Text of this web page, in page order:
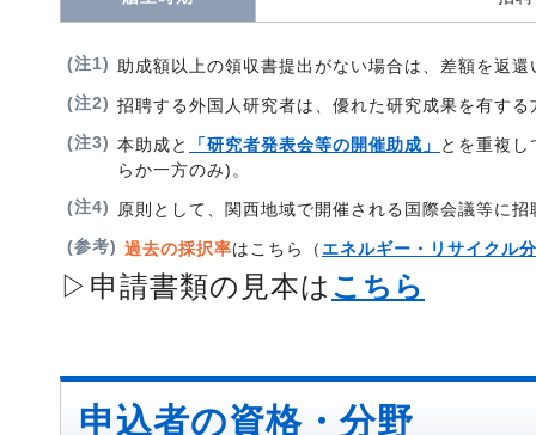
(注1) 助成額以上の領収書提出がない場合は、差額を返
(注2) 招聘する外国人研究者は、優れた研究成果を有する
(注3) 本助成と 「研究者発表会等の開催助成」
とを重複
らか一方のみ)。
(注4)
原則として、関西地域で開催される国際会議等に
(参考) 過去の採択率はこちら（ エネルギー・リサイクル
▷申請書類の見本は こちら
申込者の資格・分野